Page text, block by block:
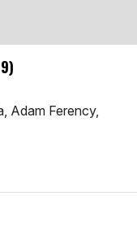
Adam Ferency,